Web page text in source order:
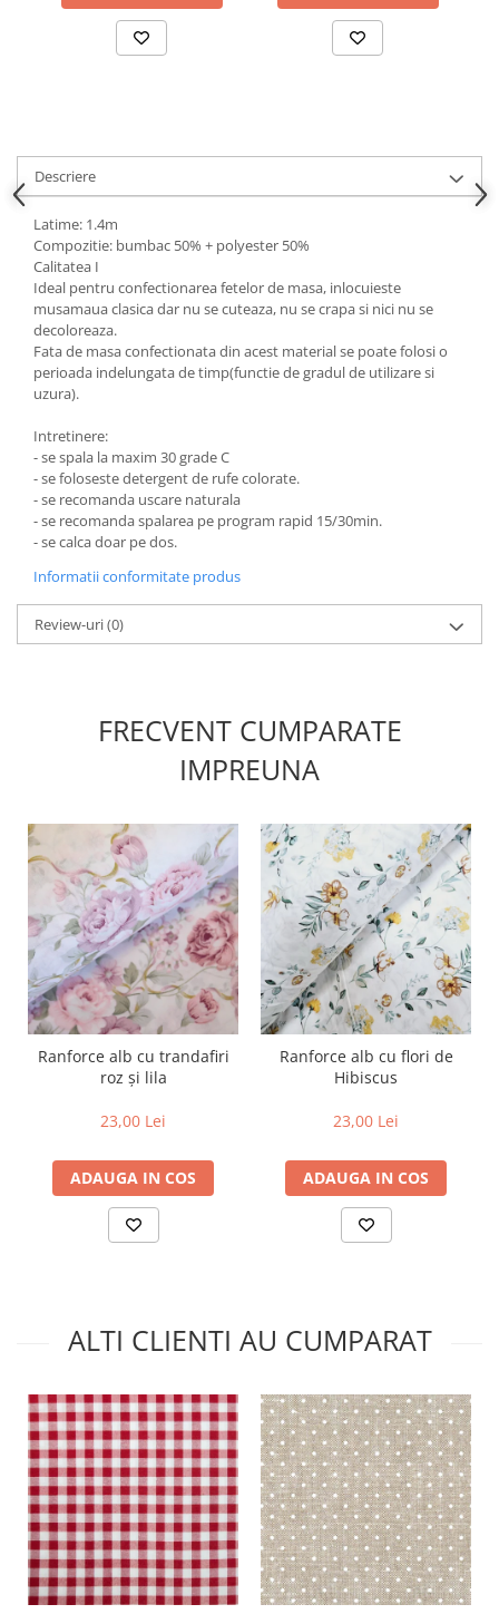
Descriere
Latime: 1.4m
Compozitie: bumbac 50% + polyester 50%
Calitatea I
Ideal pentru confectionarea fetelor de masa, inlocuieste
musamaua clasica dar nu se cuteaza, nu se crapa si nici nu se
decoloreaza.
Fata de masa confectionata din acest material se poate folosi o
perioada indelungata de timp(functie de gradul de utilizare si
uzura).
Intretinere:
- se spala la maxim 30 grade C
- se foloseste detergent de rufe colorate.
- se recomanda uscare naturala
- se recomanda spalarea pe program rapid 15/30min.
- se calca doar pe dos.
Informatii conformitate produs
Review-uri(0)
FRECVENT CUMPARATE
IMPREUNA
Ranforce alb cu trandafiri
roz și lila
23,00 Lei
ADAUGA IN COS
Ranforce alb cu flori de
Hibiscus
23,00 Lei
ADAUGA IN COS
ALTI CLIENTI AU CUMPARAT